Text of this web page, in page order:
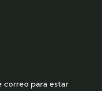
correo para estar